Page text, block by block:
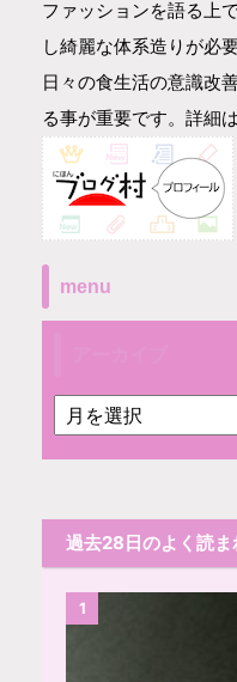
ファッションを語る上
し綺麗な体系造りが必
日々の食生活の意識改
る事が重要です。詳細は
menu
過去28日のよく読
1